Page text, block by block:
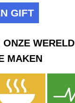
GIFT
WERELD
MAKEN